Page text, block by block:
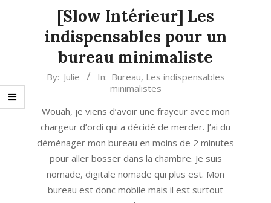
[Slow Intérieur] Les
indispensables pour un
bureau minimaliste
2019-
29
By: Julie In: Bureau, Les indispensables
minimalistes
Wouah, je viens d’avoir une frayeur avec mon
chargeur d’ordi qui a décidé de merder. J’ai du
déménager mon bureau en moins de 2 minutes
pour aller bosser dans la chambre. Je suis
nomade, digitale nomade qui plus est. Mon
bureau est donc mobile mais il est surtout